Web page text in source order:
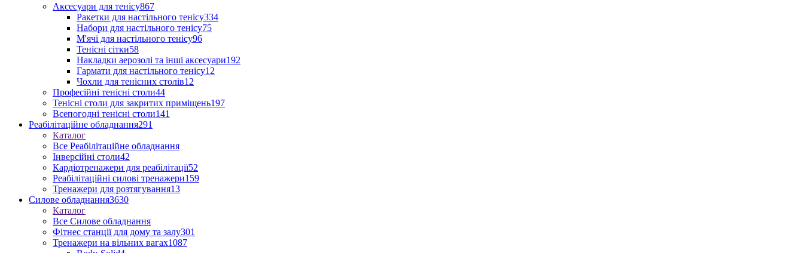
Аксесуари для тенісу867
Ракетки для настільного тенісу334
Набори для настільного тенісу75
М'ячі для настільного тенісу96
Тенісні сітки58
Накладки аерозолі та інші аксесуари192
Гармати для настільного тенісу12
Чохли для тенісних столів12
Професійні тенісні столи44
Тенісні столи для закритих приміщень197
Всепогодні тенісні столи141
Реабілітаційне обладнання291
Каталог
Все Реабілітаційне обладнання
Інверсійні столи42
Кардіотренажери для реабілітації52
Реабілітаційні силові тренажери159
Тренажери для розтягування13
Силове обладнання3630
Каталог
Все Силове обладнання
Фітнес станції для дому та залу301
Тренажери на вільних вагах1087